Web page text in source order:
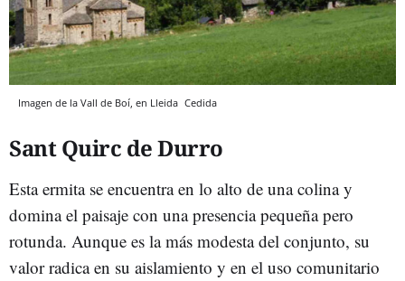
Imagen de la Vall de Boí, en Lleida Cedida
Sant Quirc de Durro
Esta ermita se encuentra en lo alto de una colina y
domina el paisaje con una presencia pequeña pero
rotunda. Aunque es la más modesta del conjunto, su
valor radica en su aislamiento y en el uso comunitario